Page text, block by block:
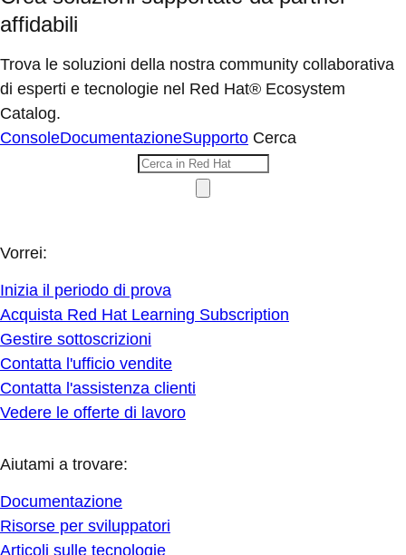
affidabili
Trova le soluzioni della nostra community collaborativa
di esperti e tecnologie nel Red Hat® Ecosystem
Catalog.
ConsoleDocumentazioneSupporto Cerca
Vorrei:
Inizia il periodo di prova
Acquista Red Hat Learning Subscription
Gestire sottoscrizioni
Contatta l'ufficio vendite
Contatta l'assistenza clienti
Vedere le offerte di lavoro
Aiutami a trovare:
Documentazione
Risorse per sviluppatori
Articoli sulle tecnologie